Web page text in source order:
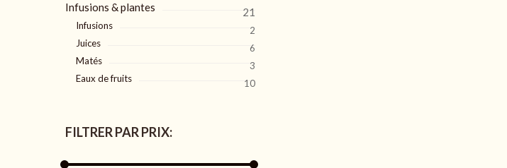
Infusions & plantes 21
Infusions
2
Juices
6
Matés
3
Eaux de fruits
10
FILTRER PAR PRIX: